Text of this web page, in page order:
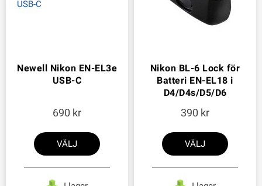
Newell Nikon EN-EL3e
USB-C
690
VÄLJ
Nikon BL-6 Lock för
Batteri EN-EL18 i
D4/D4s/D5/D6
390
VÄLJ